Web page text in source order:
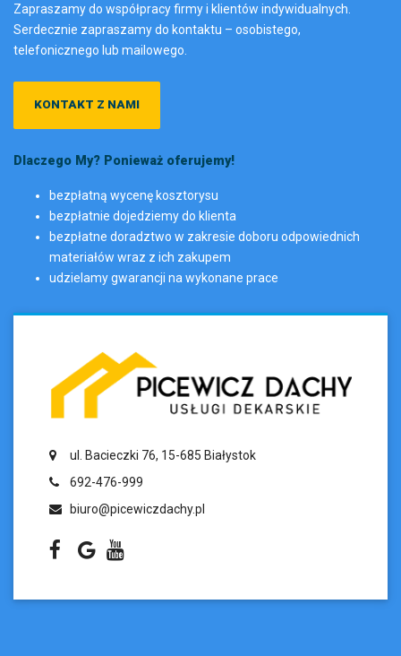
Zapraszamy do współpracy firmy i klientów indywidualnych.
Serdecznie zapraszamy do kontaktu – osobistego,
telefonicznego lub mailowego.
KONTAKT Z NAMI
Dlaczego My? Ponieważ oferujemy!
bezpłatną wycenę kosztorysu
bezpłatnie dojedziemy do klienta
bezpłatne doradztwo w zakresie doboru odpowiednich
materiałów wraz z ich zakupem
udzielamy gwarancji na wykonane prace
ul. Bacieczki 76, 15-685 Białystok
692-476-999
biuro@picewiczdachy.pl